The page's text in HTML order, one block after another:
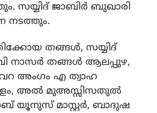
സയ്യിദ് ജാബിര്‍ ബുഖാരി
നടത്തും.
തങ്ങള്‍, സയ്യിദ്
നാസര്‍ തങ്ങള്‍ ആലപ്പുഴ,
അംഗം എ ത്വാഹ
അല്‍ മുഅസ്സിസതുല്‍
യൂനുസ് മാസ്റ്റര്‍, ബാദുഷ